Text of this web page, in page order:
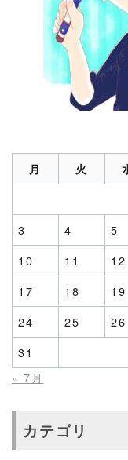
月 火
3
4 5
10
11 12
17
18 19
24
25 26
31
« 7月
カテゴリ